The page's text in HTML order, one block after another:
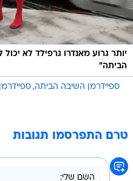
יותר גרוע מאנדרו גרפילד לא
הביתה"
ספיידרמן השיבה הביתה ספיידרמן
טרם התפרסמו תגובות